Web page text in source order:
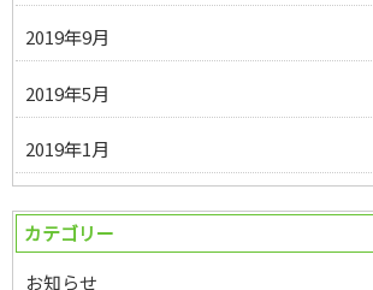
2019年9月
2019年5月
2019年1月
カテゴリー
お知らせ